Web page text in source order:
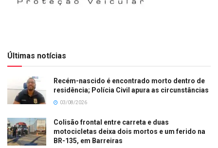
Últimas notícias
Recém-nascido é encontrado morto dentro de
residência; Polícia Civil apura as circunstâncias
03/08/2026
Colisão frontal entre carreta e duas
motocicletas deixa dois mortos e um ferido na
BR-135, em Barreiras